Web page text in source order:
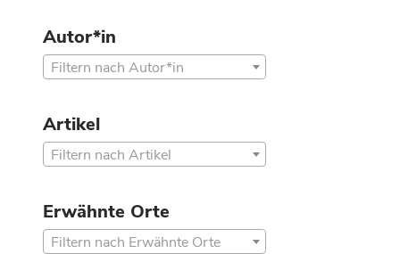
Autor*in
Filtern nach Autor*in
Artikel
Filtern nach Artikel
Erwähnte Orte
Filtern nach Erwähnte Orte